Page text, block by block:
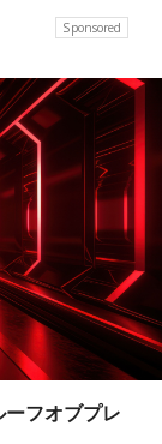
Sponsored
フオブプレ